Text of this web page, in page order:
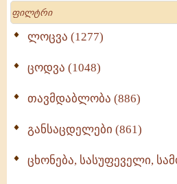
Search
ლოცვა (1277)
ცოდვა (1048)
თავმდაბლობა (886)
განსაცდელები (861)
ცხონება, სასუფეველი,